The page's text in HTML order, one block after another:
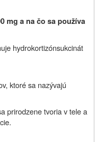
mg a na čo sa používa
hydrokortizónsukcinát
ktoré sa nazývajú
prirodzene tvoria v tele a